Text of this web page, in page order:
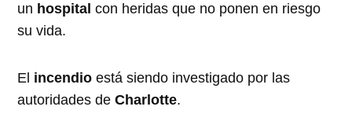
un hospital con heridas que no ponen en riesgo
su vida.
El incendio está siendo investigado por las
autoridades deCharlotte.